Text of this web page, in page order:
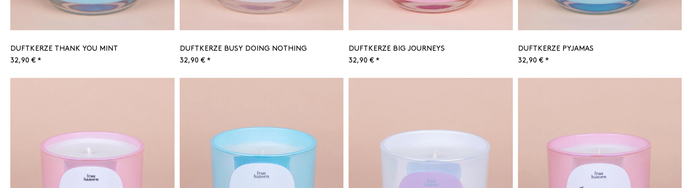
DUFTKERZE THANK YOU MINT
32,90 € *
DUFTKERZE BUSY DOING NOTHING
32,90 € *
DUFTKERZE BIG JOURNEYS
32,90 € *
DUFTKERZE PYJAMAS
32,90 € *